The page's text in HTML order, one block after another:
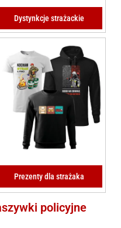
Dystynkcje strażackie
Prezenty dla strażaka
policyjne